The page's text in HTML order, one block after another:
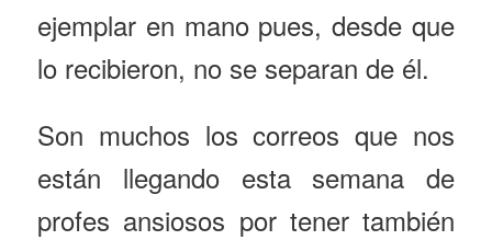
ejemplar en mano pues, desde que
lo recibieron, no se separan de él.
Son muchos los correos que nos
están llegando esta semana de
profes ansiosos por tener también